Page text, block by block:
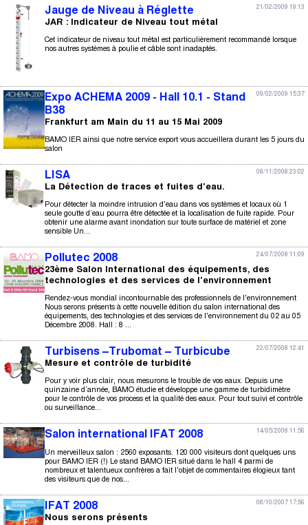
21/02/2009 19:13
Jauge de Niveau à Réglette
JAR : Indicateur de Niveau tout métal
Cet indicateur de niveau tout métal est particulièrement recommandé lorsque
nos autres systèmes à poulie et câble sont inadaptés.
09/02/2009 15:37
Expo ACHEMA 2009 - Hall 10.1 - Stand
B38
Frankfurt am Main du 11 au 15 Mai 2009
BAMO IER ainsi que notre service export vous accueillera durant les 5 jours du
salon
08/11/2008 23:02
LISA
La Détection de traces et fuites d'eau.
Pour détecter la moindre intrusion d'eau dans vos systèmes et locaux où 1
seule goutte d’eau pourra être détectée et la localisation de fuite rapide. Pour
obtenir une alarme avant inondation sur toute surface de matériel et zone
sensible Un...
24/07/2008 11:09
Pollutec 2008
23ème Salon International des équipements, des
technologies et des services de l'environnement
Rendez-vous mondial incontournable des professionnels de l'environnement
Nous serons présents à cette nouvelle édition du salon international des
équipements, des technologies et des services de l'environnement du 02 au 05
Décembre 2008. Hall : 8 ...
22/07/2008 12:41
Turbisens –Trubomat – Turbicube
Mesure et contrôle de turbidité
Pour y voir plus clair, nous mesurons le trouble de vos eaux. Depuis une
quinzaine d’année, BAMO étudie et développe une gamme de turbidimètre
pour le contrôle de vos process et la qualité des eaux. Pour tout suivi et contrôle
ou surveillance...
14/05/2008 11:56
Salon international IFAT 2008
Un merveilleux salon : 2560 exposants. 120 000 visiteurs dont quelques uns
pour BAMO IER (!) Le stand BAMO IER situé dans le hall 4 parmi de
nombreux et talentueux confrères a fait l'objet de commentaires élogieux tant
des visiteurs que de nos...
08/10/2007 17:56
IFAT 2008
Nous serons présents